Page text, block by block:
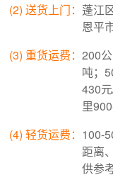
(2) 送货上门： 蓬江
恩平
(3) 重货运费： 200
吨；
430
里
(4) 轻货运费： 100-
距离
供参